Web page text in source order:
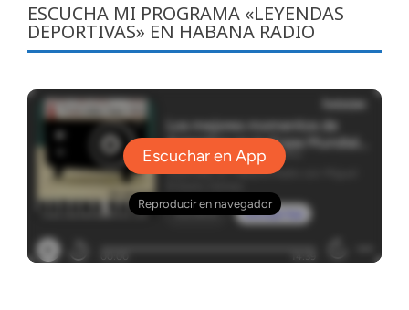
ESCUCHA MI PROGRAMA «LEYENDAS
DEPORTIVAS» EN HABANA RADIO